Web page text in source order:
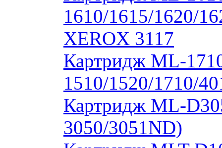
1610/1615/1620/
XEROX 3117
Картридж ML-
1510/1520/1710/
Картридж ML-
3050/3051ND)